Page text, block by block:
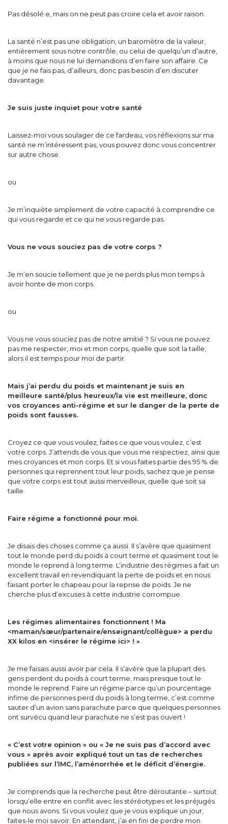
Pas désolé.e, mais on ne peut pas croire cela et avoir raison.
La santé n’est pas une obligation, un baromètre de la valeur,
entièrement sous notre contrôle, ou celui de quelqu’un d’autre,
à moins que nous ne lui demandions d’en faire son affaire. Ce
que je ne fais pas, d’ailleurs, donc pas besoin d’en discuter
davantage.
Je suis juste inquiet pour votre santé
Laissez-moi vous soulager de ce fardeau, vos réflexions sur ma
santé ne m’intéressent pas, vous pouvez donc vous concentrer
sur autre chose.
ou
Je m’inquiète simplement de votre capacité à comprendre ce
qui vous regarde et ce qui ne vous regarde pas.
Vous ne vous souciez pas de votre corps ?
Je m’en soucie tellement que je ne perds plus mon temps à
avoir honte de mon corps.
ou
Vous ne vous souciez pas de notre amitié ? Si vous ne pouvez
pas me respecter, moi et mon corps, quelle que soit la taille,
alors il est temps pour moi de partir.
Mais j’ai perdu du poids et maintenant je suis en
meilleure santé/plus heureux/la vie est meilleure, donc
vos croyances anti-régime et sur le danger de la perte de
poids sont fausses.
Croyez ce que vous voulez, faites ce que vous voulez, c’est
votre corps. J’attends de vous que vous me respectiez, ainsi que
mes croyances et mon corps. Et si vous faites partie des 95 % de
personnes qui reprennent tout leur poids, sachez que je pense
que votre corps est tout aussi merveilleux, quelle que soit sa
taille.
Faire régime a fonctionné pour moi.
Je disais des choses comme ça aussi. Il s’avère que quasiment
tout le monde perd du poids à court terme et quasiment tout le
monde le reprend à long terme. L’industrie des régimes a fait un
excellent travail en revendiquant la perte de poids et en nous
faisant porter le chapeau pour la reprise de poids. Je ne
cherche plus d’excuses à cette industrie corrompue.
Les régimes alimentaires fonctionnent ! Ma
<maman/sœur/partenaire/enseignant/collègue> a perdu
XX kilos en <insérer le régime ici> ! »
Je me faisais aussi avoir par cela. Il s’avère que la plupart des
gens perdent du poids à court terme, mais presque tout le
monde le reprend. Faire un régime parce qu’un pourcentage
infime de personnes perd du poids à long terme, c’est comme
sauter d’un avion sans parachute parce que quelques personnes
ont survécu quand leur parachute ne s’est pas ouvert !
« C’est votre opinion » ou « Je ne suis pas d’accord avec
vous » après avoir expliqué tout un tas de recherches
publiées sur l’IMC, l’aménorrhée et le déficit d’énergie.
Je comprends que la recherche peut être déroutante – surtout
lorsqu’elle entre en conflit avec les stéréotypes et les préjugés
que nous avons. Si vous voulez que je vous explique un jour,
faites-le moi savoir. En attendant, j’ai en fini de perdre mon